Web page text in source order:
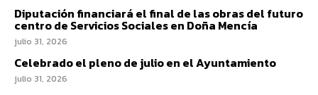
Diputación financiará el final de las obras del futuro
centro de Servicios Sociales en Doña Mencía
julio 31, 2026
Celebrado el pleno de julio en el Ayuntamiento
julio 31, 2026